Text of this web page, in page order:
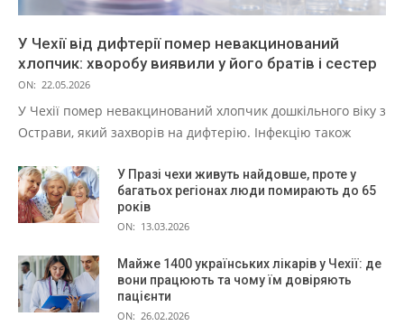
У Чехії від дифтерії помер невакцинований
хлопчик: хворобу виявили у його братів і сестер
ON: 22.05.2026
У Чехії помер невакцинований хлопчик дошкільного віку з
Острави, який захворів на дифтерію. Інфекцію також
У Празі чехи живуть найдовше, проте у
багатьох регіонах люди помирають до 65
років
ON: 13.03.2026
Майже 1400 українських лікарів у Чехії: де
вони працюють та чому їм довіряють
пацієнти
ON: 26.02.2026